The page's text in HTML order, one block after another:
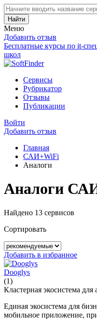
Найти
Меню
Добавить отзыв
Бесплатные курсы по it-
школ
Сервисы
Рубрикатор
Отзывы
Публикации
Войти
Добавить отзыв
Главная
САИ+WiFi
Аналоги
Аналоги
Найдено 13 сервисов
Сортировать
Добавить в избранное
Dooglys
(1)
Кластерная экосистема для
Единая экосистема для
мобильное приложение,